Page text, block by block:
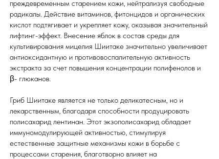
преждевременным старением кожи, нейтрализуя свободные
радикалы. Действие витаминов, фитонцидов и органических
кислот подтягивает и укрепляет кожу, оказывая значительный
лифтинг-эффект. Внесение яблок в состав среды для
культивирования мицелия Шиитаке значительно увеличивает
антиоксидантную и противовоспалительную активность
экстракта за счет повышения концентрации полифенолов и
β- глюканов.
Гриб Шиитаке является не только деликатесным, но и
лекарственным, благодаря способности продуцировать
полисахарид лентинан. Этот экзополисахарид обладает
иммуномодулирующей активностью, стимулируя
естественные защитные механизмы кожи в борьбе с
процессами старения, благотворно влияет на